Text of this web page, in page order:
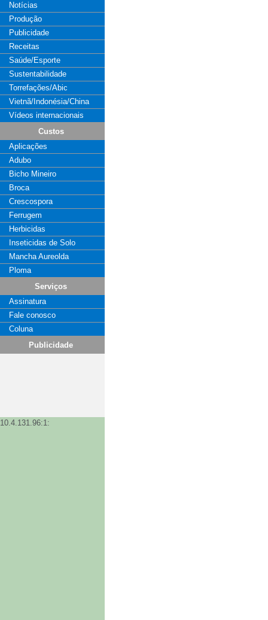
Notícias
Produção
Publicidade
Receitas
Saúde/Esporte
Sustentabilidade
Torrefações/Abic
Vietnã/Indonésia/China
Vídeos internacionais
Custos
Aplicações
Adubo
Bicho Mineiro
Broca
Crescospora
Ferrugem
Herbicidas
Inseticidas de Solo
Mancha Aureolda
Ploma
Serviços
Assinatura
Fale conosco
Coluna
Publicidade
10.4.131.96:1: